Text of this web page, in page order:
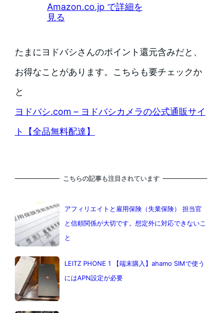
Amazon.co.jp で詳細を
見る
たまにヨドバシさんのポイント還元含みだと、
お得なことがあります。こちらも要チェックか
と
ヨドバシ.com – ヨドバシカメラの公式通販サイ
ト【全品無料配達】
こちらの記事も注目されています
アフィリエイトと雇用保険（失業保険） 担当官
と信頼関係が大切です。想定外に対応できないこ
と
LEITZ PHONE 1 【端末購入】ahamo SIMで使う
にはAPN設定が必要